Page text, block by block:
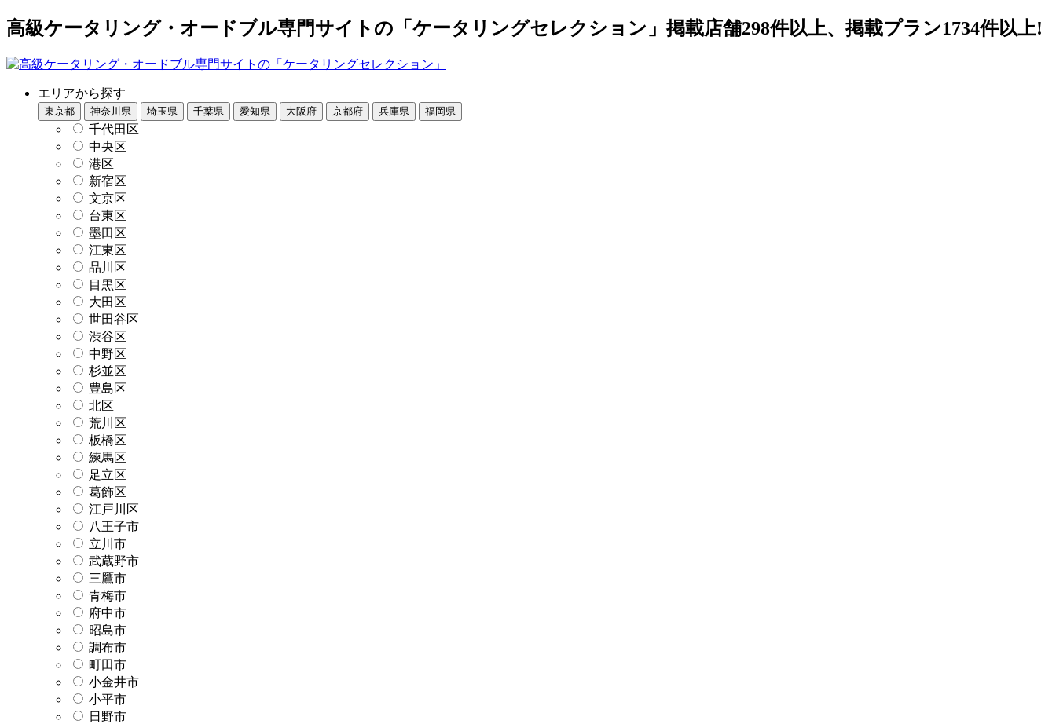
高級ケータリング・オードブル専門サイトの「ケータリングセレクション」掲載店舗298件以上、掲載プラン1734件以上!
エリアから探す
東京都 神奈川県 埼玉県 千葉県 愛知県 大阪府 京都府 兵庫県 福岡県
千代田区
中央区
港区
新宿区
文京区
台東区
墨田区
江東区
品川区
目黒区
大田区
世田谷区
渋谷区
中野区
杉並区
豊島区
北区
荒川区
板橋区
練馬区
足立区
葛飾区
江戸川区
八王子市
立川市
武蔵野市
三鷹市
青梅市
府中市
昭島市
調布市
町田市
小金井市
小平市
日野市